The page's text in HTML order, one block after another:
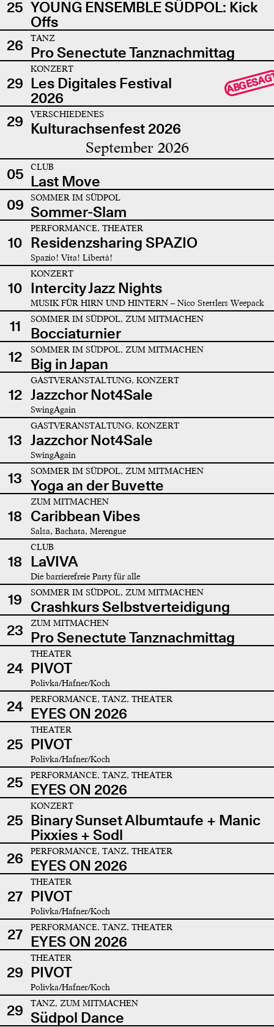
25 YOUNG ENSEMBLE SÜDPOL: Kick
Offs
26
TANZ
Pro Senectute Tanznachmittag
29
KONZERT
Les Digitales Festival
2026
29 VERSCHIEDENES
Kulturachsenfest 2026
September 2026
05 CLUB
Last Move
09
SOMMER IM SÜDPOL
Sommer-Slam
10
PERFORMANCE, THEATER
Residenzsharing SPAZIO
Spazio! Vita! Libertà!
10
KONZERT
Intercity Jazz Nights
MUSIK FÜR HIRN UND HINTERN – Nico Stettlers Weepack
11 SOMMER IM SÜDPOL, ZUM MITMACHEN
Bocciaturnier
12
SOMMER IM SÜDPOL, ZUM MITMACHEN
Big in Japan
12
GASTVERANSTALTUNG, KONZERT
Jazzchor Not4Sale
SwingAgain
13
GASTVERANSTALTUNG, KONZERT
Jazzchor Not4Sale
SwingAgain
13 SOMMER IM SÜDPOL, ZUM MITMACHEN
Yoga an der Buvette
18
ZUM MITMACHEN
Caribbean Vibes
Salsa, Bachata, Merengue
18
CLUB
LaVIVA
Die barrierefreie Party für alle
19 SOMMER IM SÜDPOL, ZUM MITMACHEN
Crashkurs Selbstverteidigung
23
ZUM MITMACHEN
Pro Senectute Tanznachmittag
24
THEATER
PIVOT
Polivka/Hafner/Koch
24 PERFORMANCE, TANZ, THEATER
EYES ON 2026
25
THEATER
PIVOT
Polivka/Hafner/Koch
25 PERFORMANCE, TANZ, THEATER
EYES ON 2026
25
KONZERT
Binary Sunset Albumtaufe + Manic
Pixxies + Sodl
26
PERFORMANCE, TANZ, THEATER
EYES ON 2026
27
THEATER
PIVOT
Polivka/Hafner/Koch
27 PERFORMANCE, TANZ, THEATER
EYES ON 2026
29
THEATER
PIVOT
Polivka/Hafner/Koch
29 TANZ, ZUM MITMACHEN
Südpol Dance